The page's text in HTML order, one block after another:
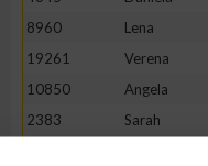
8960
Lena
19261
Verena
10850
Angela
2383
Sarah